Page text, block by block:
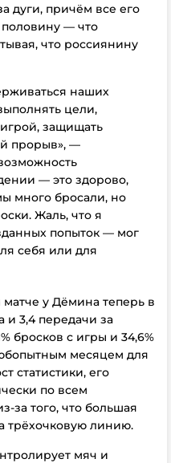
дуги, причём все его
— что
что россиянину
наших
цели,
защищать
прорыв», —
— это здорово,
много бросали, но
Жаль, что я
попыток — мог
себя или для
у Дёмина теперь в
и 3,4 передачи за
бросков с игры и 34,6%
месяцем для
статистики, его
по всем
за того, что большая
трёхочковую линию.
мяч и